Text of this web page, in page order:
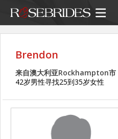
Brendon
来自澳大利亚Rockhampton市
42岁男性寻找25到35岁女性